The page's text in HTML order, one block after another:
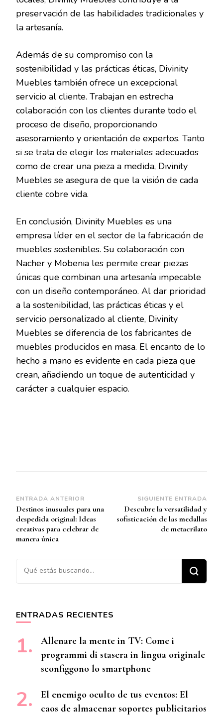
preservación de las habilidades tradicionales y
la artesanía.
Además de su compromiso con la
sostenibilidad y las prácticas éticas, Divinity
Muebles también ofrece un excepcional
servicio al cliente. Trabajan en estrecha
colaboración con los clientes durante todo el
proceso de diseño, proporcionando
asesoramiento y orientación de expertos. Tanto
si se trata de elegir los materiales adecuados
como de crear una pieza a medida, Divinity
Muebles se asegura de que la visión de cada
cliente cobre vida.
En conclusión, Divinity Muebles es una
empresa líder en el sector de la fabricación de
muebles sostenibles. Su colaboración con
Nacher y Mobenia les permite crear piezas
únicas que combinan una artesanía impecable
con un diseño contemporáneo. Al dar prioridad
a la sostenibilidad, las prácticas éticas y el
servicio personalizado al cliente, Divinity
Muebles se diferencia de los fabricantes de
muebles producidos en masa. El encanto de lo
hecho a mano es evidente en cada pieza que
crean, añadiendo un toque de autenticidad y
carácter a cualquier espacio.
Navegación
de
entradas
ENTRADA ANTERIOR
Destinos inusuales para una
despedida original: Ideas
creativas para celebrar de
manera única
SIGUIENTE ENTRADA
Descubre la versatilidad y
sofisticación de las medallas
de metacrilato
¿Buscas algo?
ENTRADAS RECIENTES
Allenare la mente in TV: Come i
programmi di stasera in lingua originale
sconfiggono lo smartphone
El enemigo oculto de tus eventos: El
caos de almacenar soportes publicitarios